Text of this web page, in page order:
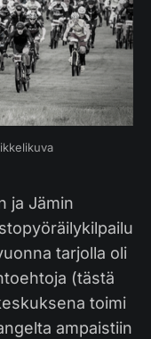
ja Jämin
tarjolla oli
(tästä
toimi
ampaistiin